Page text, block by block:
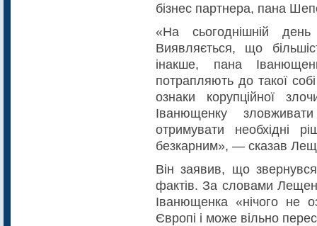
бізнес партнера, пана
«На сьогоднішній
Виявляється, що
інакше, пана
потрапляють до такої
ознаки корупційної
Іванющенку
отримувати необхідні
безкарним», — сказав
Він заявив, що
фактів. За словами
Іванющенка «нічого не
Європі і може вільно